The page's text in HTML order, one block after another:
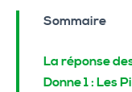
Sommaire
La réponse
Donne 1 : Les